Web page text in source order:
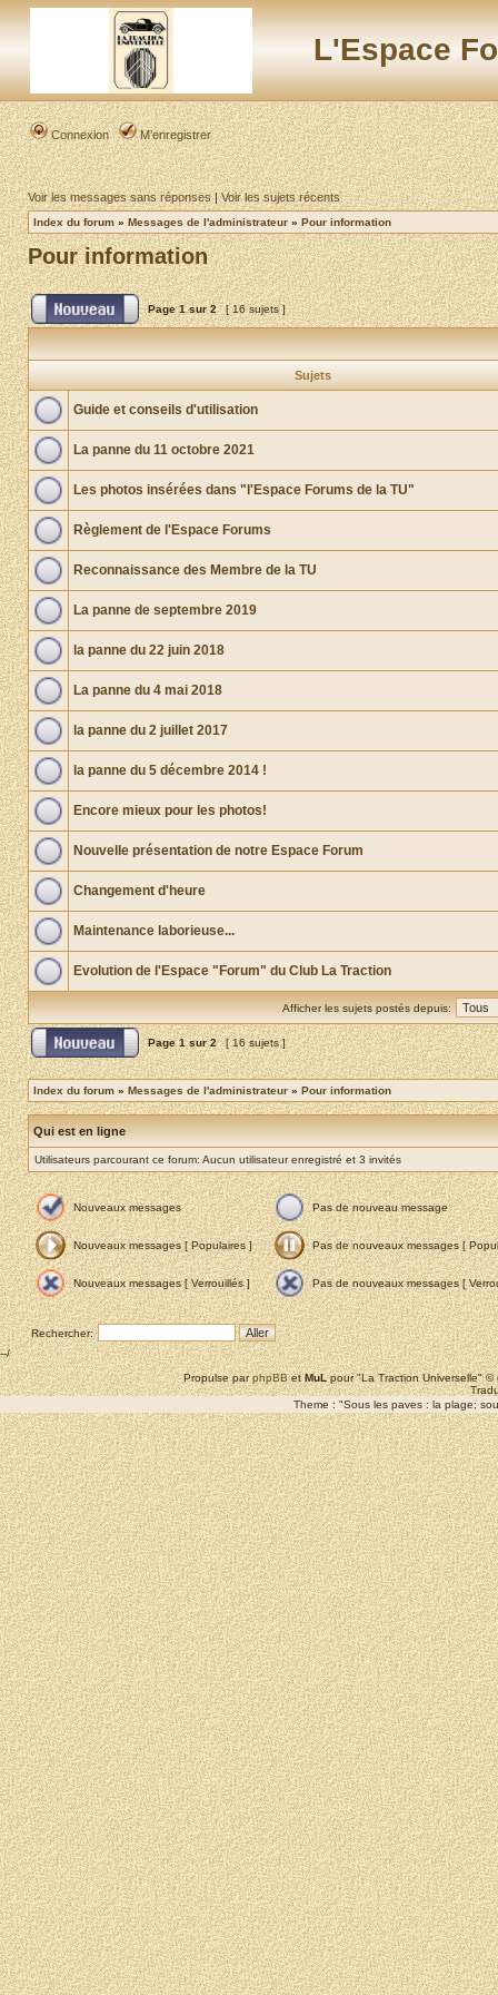
L'Espace
Connexion M’enregistrer
Voir les messages sans réponses|Voir les sujets récents
Index du forum » Messages de l'administrateur » Pour information
Pour information
Page1sur2 [ 16 sujets ]
Sujets
Guide et conseils d'utilisation
La panne du 11 octobre 2021
Les photos insérées dans "l'Espace Forums de la TU"
Règlement de l'Espace Forums
Reconnaissance des Membre de la TU
La panne de septembre 2019
la panne du 22 juin 2018
La panne du 4 mai 2018
la panne du 2 juillet 2017
la panne du 5 décembre 2014 !
Encore mieux pour les photos!
Nouvelle présentation de notre Espace Forum
Changement d'heure
Maintenance laborieuse...
Evolution de l'Espace "Forum" du Club La Traction
Afficher les sujets postés depuis:
Page1sur2 [ 16 sujets ]
Index du forum » Messages de l'administrateur » Pour information
Qui est en ligne
Utilisateurs parcourant ce forum: Aucun utilisateur enregistré et 3 invités
Nouveaux messages Pas de nouveau message
Nouveaux messages [ Populaires ] Pas de nouveaux messages [
Nouveaux messages [ Verrouillés ] Pas de nouveaux messages [
Rechercher:
--/
Propulse parphpBBetMuLpour "La Traction Universelle"
Theme : "Sous les paves : la plage;